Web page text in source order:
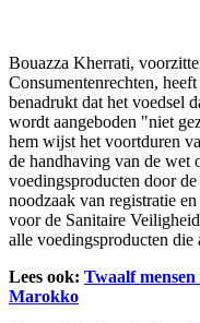
Bouazza Kherrati,
Consumentenrechten,
benadrukt dat het voedsel
wordt aangeboden "niet
hem wijst het voortduren
de handhaving van de wet
voedingsproducten door
noodzaak van registratie
voor de Sanitaire
alle voedingsproducten
Lees ook: Twaalf
Marokko